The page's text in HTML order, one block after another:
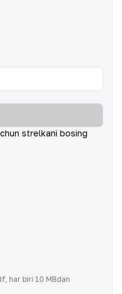
strelkani bosing
har biri 10 MBdan